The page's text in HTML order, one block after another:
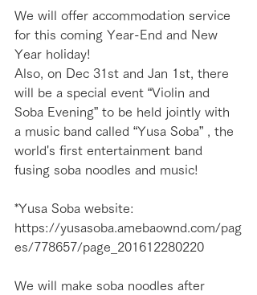
We will offer accommodation service
for this coming Year-End and New
Year holiday!
Also, on Dec 31st and Jan 1st, there
will be a special event “Violin and
Soba Evening” to be held jointly with
a music band called “Yusa Soba” , the
world's first entertainment band
fusing soba noodles and music!
*Yusa Soba website:
https://yusasoba.amebaownd.com/pag
es/778657/page_201612280220
We will make soba noodles after